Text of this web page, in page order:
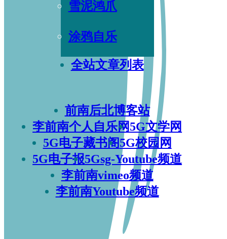
雪泥鸿爪
涂鸦自乐
全站文章列表
前南后北博客站
李前南个人自乐网5G文学网
5G电子藏书阁5G校园网
5G电子报5Gsg-Youtube频道
李前南vimeo频道
李前南Youtube频道